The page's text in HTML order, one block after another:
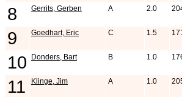
8 Gerrits, Gerben A 2.0
9 Goedhart, Eric C 1.5
10 Donders, Bart B 1.0
11 Klinge, Jim A 1.0